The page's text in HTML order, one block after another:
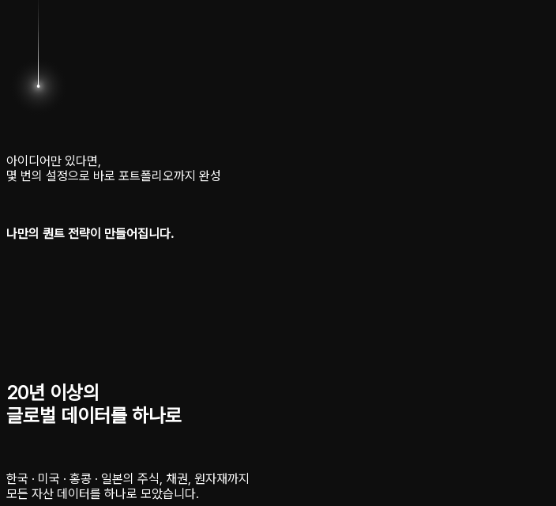
아이디어만 있다면,
몇 번의 설정으로 바로 포트폴리오까지 완성
나만의 퀀트 전략이 만들어집니다.
20년 이상의
글로벌 데이터를 하나로
한국 · 미국 · 홍콩 · 일본의 주식, 채권, 원자재까지
모든 자산 데이터를 하나로 모았습니다.